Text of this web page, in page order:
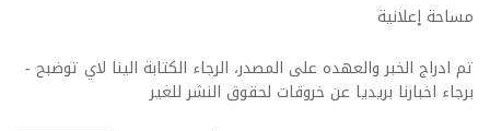
مساحة إعلانية
تم ادراج الخبر والعهده على المصدر، الرجاء الكتابة الينا لاي توضبح -
برجاء اخبارنا بريديا عن خروقات لحقوق النشر للغير